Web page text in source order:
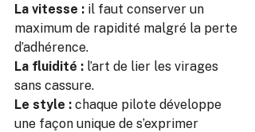
La vitesse : il faut conserver un
maximum de rapidité malgré la perte
d’adhérence.
La fluidité : l’art de lier les virages
sans cassure.
Le style : chaque pilote développe
une façon unique de s’exprimer